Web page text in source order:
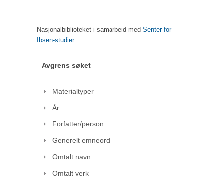
Nasjonalbiblioteket i samarbeid med Senter for
Ibsen-studier
Avgrens søket
Materialtyper
År
Forfatter/person
Generelt emneord
Omtalt navn
Omtalt verk